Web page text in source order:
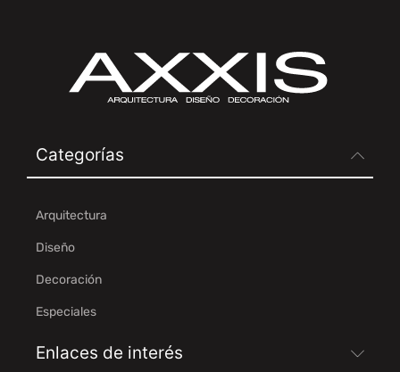
Categorías
Arquitectura
Diseño
Decoración
Especiales
Enlaces de interés